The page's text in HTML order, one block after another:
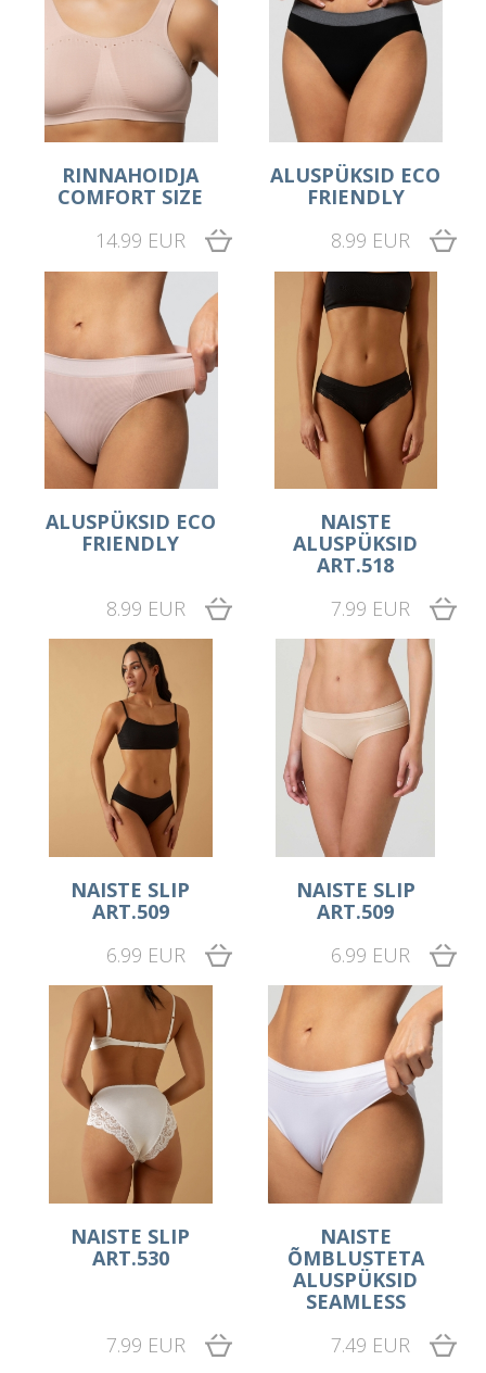
RINNAHOIDJA
COMFORT SIZE
14.99 EUR
ALUSPÜKSID ECO
FRIENDLY
8.99 EUR
ALUSPÜKSID ECO
FRIENDLY
8.99 EUR
NAISTE
ALUSPÜKSID
ART.518
7.99 EUR
NAISTE SLIP
ART.509
6.99 EUR
NAISTE SLIP
ART.509
6.99 EUR
NAISTE SLIP
ART.530
7.99 EUR
NAISTE
ÕMBLUSTETA
ALUSPÜKSID
SEAMLESS
7.49 EUR